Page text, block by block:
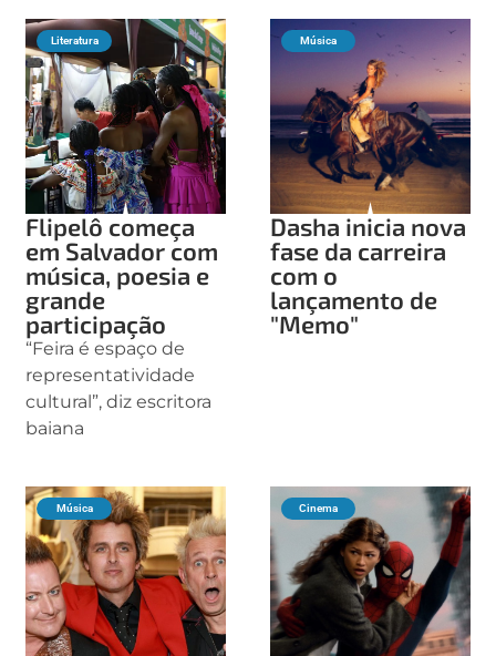
Literatura
Flipelô começa
em Salvador com
música, poesia e
grande
participação
“Feira é espaço de
representatividade
cultural”, diz escritora
baiana
Música
Dasha inicia nova
fase da carreira
com o
lançamento de
"Memo"
Música Cinema